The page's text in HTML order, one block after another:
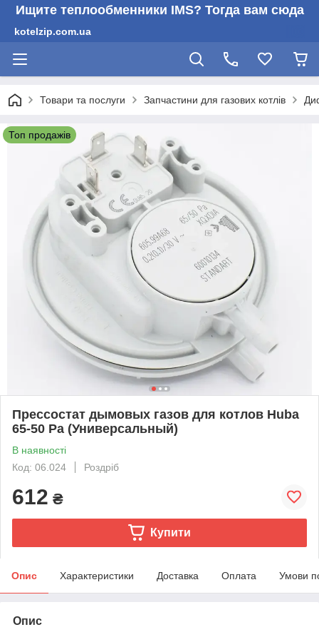
Ищите теплообменники IMS? Тогда вам сюда
kotelzip.com.ua
Товари та послуги Запчастини для газових котлів
Топ продажів
Прессостат дымовых газов для котлов Huba
65-50 Pa (Универсальный)
В наявності
Код: 06.024
Роздріб
612 ₴
Купити
Опис Характеристики Доставка Оплата Умови
Опис